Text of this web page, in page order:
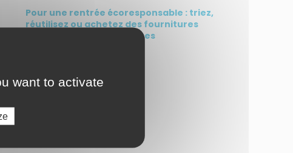
Pour une rentrée écoresponsable : triez,
réutilisez ou achetez des fournitures
simples et moins odorantes
want to activate